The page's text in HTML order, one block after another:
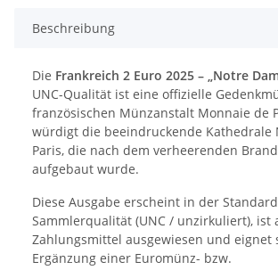
Beschreibung
Die Frankreich 2 Euro 2025 – „Notre
UNC-Qualität ist eine offizielle
französischen Münzanstalt Monnaie de
würdigt die beeindruckende Kathedrale
Paris, die nach dem verheerenden
aufgebaut wurde.
Diese Ausgabe erscheint in der
Sammlerqualität (UNC / unzirkuliert), ist
Zahlungsmittel ausgewiesen und eignet
Ergänzung einer Euromünz- bzw.